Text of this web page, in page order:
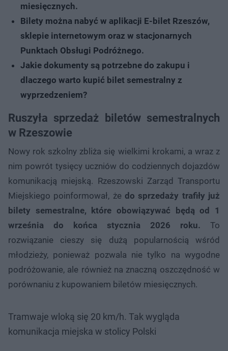
miesięcznych.
Bilety można nabyć w aplikacji E-bilet Rzeszów,
sklepie internetowym oraz w stacjonarnych
Punktach Obsługi Podróżnego.
Jakie dokumenty są potrzebne do zakupu i
dlaczego warto kupić bilet semestralny z
wyprzedzeniem?
Ruszyła sprzedaż biletów semestralnych
w Rzeszowie
Nowy rok szkolny zbliża się wielkimi krokami, a wraz z
nim powrót tysięcy uczniów do codziennych dojazdów
komunikacją miejską. Rzeszowski Zarząd Transportu
Miejskiego poinformował, że do sprzedaży trafiły już
bilety semestralne, które obowiązywać będą od 1
września do końca stycznia 2026 roku. To
rozwiązanie cieszy się dużą popularnością wśród
młodzieży, ponieważ pozwala nie tylko na wygodne
podróżowanie, ale również na znaczną oszczędność w
porównaniu z kupowaniem biletów miesięcznych.
Tramwaje wloką się 20 km/h. Tak wygląda
komunikacja miejska w stolicy Polski